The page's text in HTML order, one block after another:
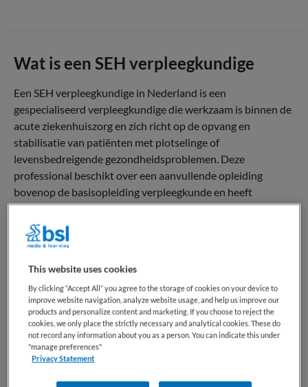
Wat is een SEH verpleegkundige
Een SEH verpleegkundige in Nederland is een
gespecialiseerd verpleegkundige die werkzaam is binnen de
acute ziekenhuiszorg en zich richt op de opvang en
stabilisatie van patiënten met plotselinge of
levensbedreigende gezondheidsproblemen. Deze
professional beschikt over een aanvullende opleiding
bovenop de basisopleiding verpleegkunde en heeft
specifieke expertise in acute zorg, klinisch redeneren en
crisisinterventie.
spoedeisendehulpverpleegkundige als regisseur van het
eerste zorgproces in het ziekenhuis. Hij of zij vormt een
schakel tussen ambulancezorg, medisch specialisten en
andere zorgdisciplines. De functie vraagt om
zelfstandigheid, besluitvaardigheid en het vermogen om
snel prioriteiten te stellen binnen complexe en
This website uses cookies
By clicking “Accept All” you agree to the storage of cookies on your device to
improve website navigation, analyze website usage, and help us improve our
products and personalize content and marketing. If you choose to reject the
cookies, we only place the strictly necessary and analytical cookies. These do
not record any information about you as a person. You can indicate this under
"manage preferences"
Privacy Statement